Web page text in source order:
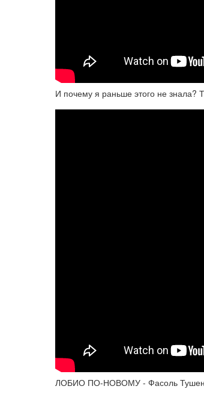
И почему я раньше этого не знала?
ЛОБИО ПО-НОВОМУ - Фасоль Тушеная